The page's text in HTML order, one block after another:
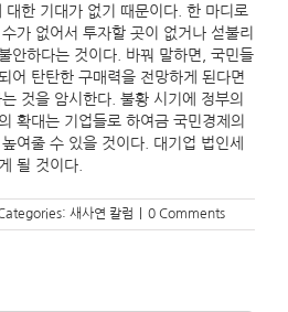
대한 기대가 없기 때문이다. 한 마디로
가 없어서 투자할 곳이 없거나 섣불리
안하다는 것이다. 바꿔 말하면, 국민들
어 탄탄한 구매력을 전망하게 된다면
것을 암시한다. 불황 시기에 정부의
확대는 기업들로 하여금 국민경제의
여줄 수 있을 것이다. 대기업 법인세
될 것이다.
새사연 칼럼 0 Comments